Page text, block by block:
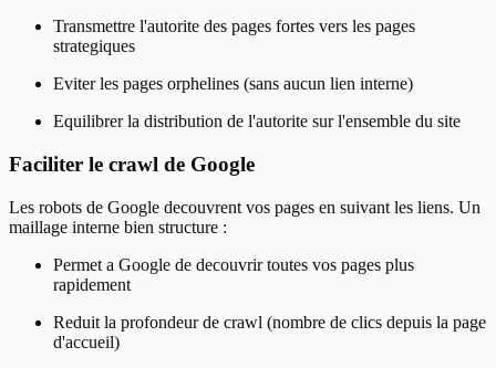
Transmettre l'autorite des pages fortes vers les pages
strategiques
Eviter les pages orphelines (sans aucun lien interne)
Equilibrer la distribution de l'autorite sur l'ensemble du site
Faciliter le crawl de Google
Les robots de Google decouvrent vos pages en suivant les liens. Un
maillage interne bien structure :
Permet a Google de decouvrir toutes vos pages plus
rapidement
Reduit la profondeur de crawl (nombre de clics depuis la page
d'accueil)